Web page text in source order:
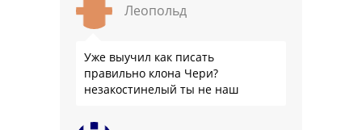
Леопольд
Уже выучил как писать
правильно клона Чери?
незакостинелый ты не наш